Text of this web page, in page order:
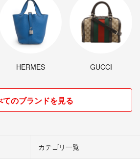
HERMES GUCCI
てのブランドを見る
カテゴリ一覧